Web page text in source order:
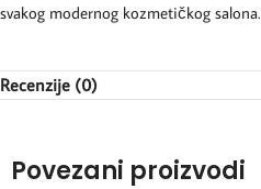
svakog modernog kozmetičkog salona.
Recenzije (0)
Povezani proizvodi